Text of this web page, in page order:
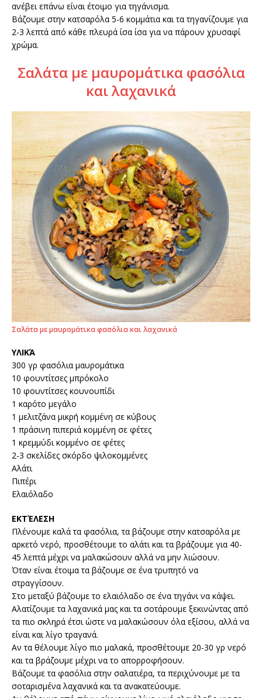
ανέβει επάνω είναι έτοιμο για τηγάνισμα.
Βάζουμε στην κατσαρόλα 5-6 κομμάτια και τα τηγανίζουμε για
2-3 λεπτά από κάθε πλευρά ίσα ίσα για να πάρουν χρυσαφί
χρώμα.
Σαλάτα με μαυρομάτικα φασόλια
και λαχανικά
Σαλάτα με μαυρομάτικα φασόλια και λαχανικά
ΥΛΙΚΆ
300 γρ φασόλια μαυρομάτικα
10 φουντίτσες μπρόκολο
10 φουντίτσες κουνουπίδι
1 καρότο μεγάλο
1 μελιτζάνα μικρή κομμένη σε κύβους
1 πράσινη πιπεριά κομμένη σε φέτες
1 κρεμμύδι κομμένο σε φέτες
2-3 σκελίδες σκόρδο ψιλοκομμένες
Αλάτι
Πιπέρι
Ελαιόλαδο
ΕΚΤΈΛΕΣΗ
Πλένουμε καλά τα φασόλια, τα βάζουμε στην κατσαρόλα με
αρκετό νερό, προσθέτουμε το αλάτι και τα βράζουμε για 40-
45 λεπτά μέχρι να μαλακώσουν αλλά να μην λιώσουν.
Όταν είναι έτοιμα τα βάζουμε σε ένα τρυπητό να
στραγγίσουν.
Στο μεταξύ βάζουμε το ελαιόλαδο σε ένα τηγάνι να κάψει.
Αλατίζουμε τα λαχανικά μας και τα σοτάρουμε ξεκινώντας από
τα πιο σκληρά έτσι ώστε να μαλακώσουν όλα εξίσου, αλλά να
είναι και λίγο τραγανά.
Αν τα θέλουμε λίγο πιο μαλακά, προσθέτουμε 20-30 γρ νερό
και τα βράζουμε μέχρι να το απορροφήσουν.
Βάζουμε τα φασόλια στην σαλατιέρα, τα περιχύνουμε με τα
σοταρισμένα λαχανικά και τα ανακατεύουμε.